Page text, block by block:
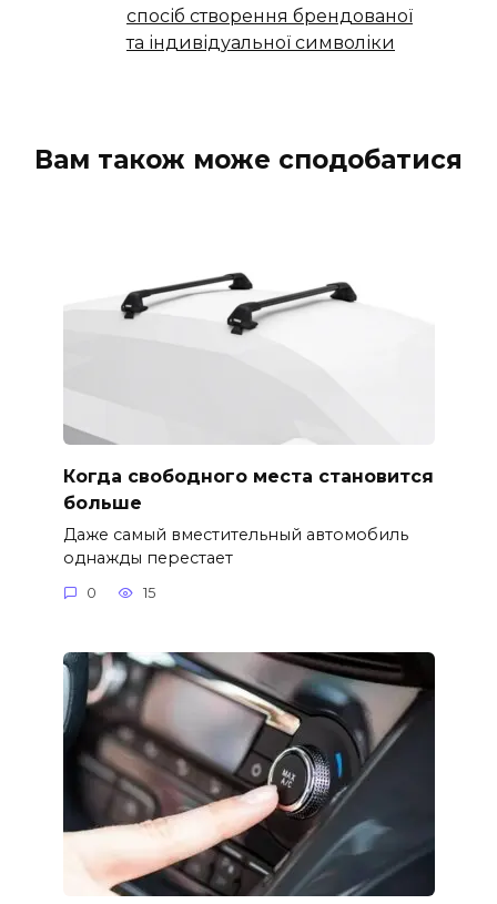
спосіб створення брендованої
та індивідуальної символіки
Вам також може сподобатися
Когда свободного места становится
больше
Даже самый вместительный автомобиль
однажды перестает
0 15